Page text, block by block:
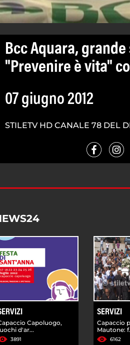
Bcc Aquara,
"Prevenire è vita"
07 giugno 2012
STILETV HD CANALE 78 DEL
Capoluogo,
d'ar...
3891
SERVIZI
Capaccio
Mautone:
6162